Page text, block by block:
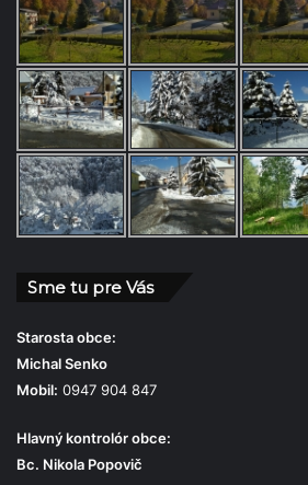
Sme tu pre Vás
Starosta obce:
Michal Senko
Mobil: 0947 904 847
Hlavný kontrolór obce:
Bc. Nikola Popovič